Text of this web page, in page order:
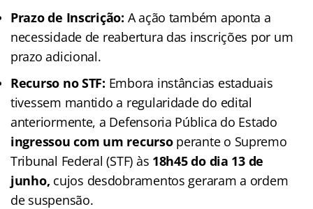
Prazo de Inscrição: A ação também aponta a
necessidade de reabertura das inscrições por um
prazo adicional.
Recurso no STF: Embora instâncias estaduais
tivessem mantido a regularidade do edital
anteriormente, a Defensoria Pública do Estado
ingressou com um recurso perante o Supremo
Tribunal Federal (STF) às 18h45 do dia 13 de
junho, cujos desdobramentos geraram a ordem
de suspensão.